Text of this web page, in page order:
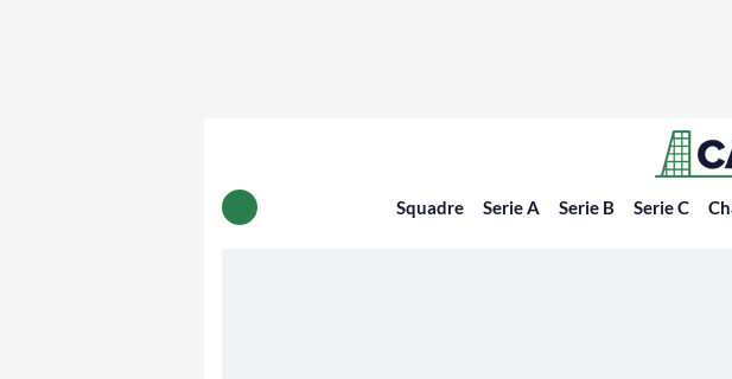
Squadre Serie A Serie B Serie C